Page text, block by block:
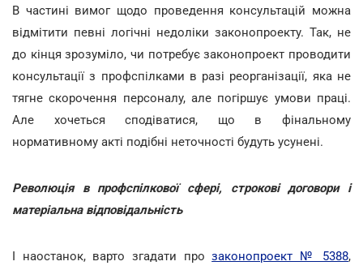
В частині вимог щодо проведення консультацій можна
відмітити певні логічні недоліки законопроекту. Так, не
до кінця зрозуміло, чи потребує законопроект проводити
консультації з профспілками в разі реорганізації, яка не
тягне скорочення персоналу, але погіршує умови праці.
Але хочеться сподіватися, що в фінальному
нормативному акті подібні неточності будуть усунені.
Революція в профспілкової сфері, строкові договори і
матеріальна відповідальність
І наостанок, варто згадати прозаконопроект № 5388,